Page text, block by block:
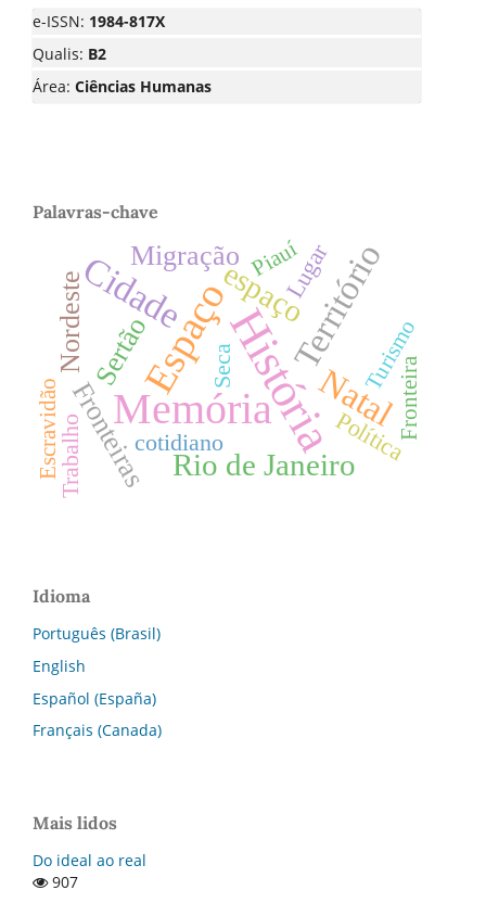
e-ISSN: 1984-817X
Qualis: B2
Área: Ciências Humanas
Palavras-chave
História
Memória
Espaço
Cidade Território
Natal
Rio de Janeiro
espaço
Migração
Fronteiras
Sertão
Nordeste
Trabalho
Seca
Política
Lugar
cotidiano
Piauí
Escravidão Fronteira
Turismo
Idioma
Português (Brasil)
English
Español (España)
Français (Canada)
Mais lidos
Do ideal ao real
907